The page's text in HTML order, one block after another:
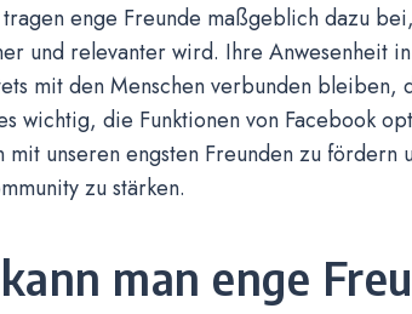
tragen enge Freunde maßgeblich dazu
und relevanter wird. Ihre Anwesenheit
mit den Menschen verbunden bleiben,
wichtig, die Funktionen von Facebook
mit unseren engsten Freunden zu fördern
zu stärken.
man enge